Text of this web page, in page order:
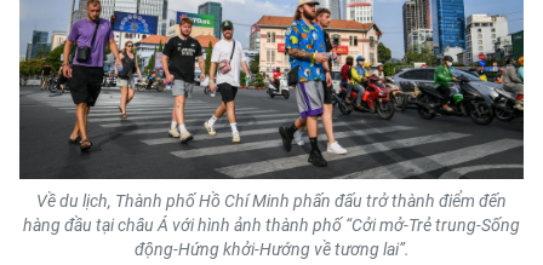
Về du lịch, Thành phố Hồ Chí Minh phấn đấu trở thành điểm đến
hàng đầu tại châu Á với hình ảnh thành phố “Cởi mở-Trẻ trung-Sống
động-Hứng khởi-Hướng về tương lai”.